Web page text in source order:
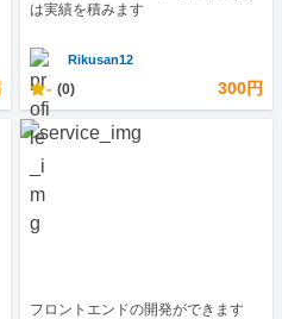
は実績を積みます
Rikusan12
- (0) 300円
フロントエンドの開発ができます